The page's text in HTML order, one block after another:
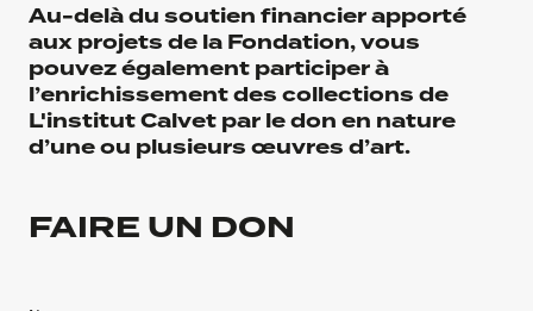
Au-delà du soutien financier apporté
aux projets de la Fondation, vous
pouvez également participer à
l’enrichissement des collections de
L'institut Calvet par le don en nature
d’une ou plusieurs œuvres d’art.
FAIRE UN DON